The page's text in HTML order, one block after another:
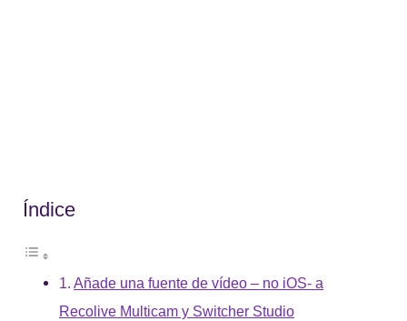
Índice
Añade una fuente de vídeo – no iOS- a
Recolive Multicam y Switcher Studio